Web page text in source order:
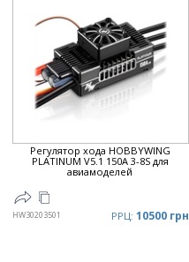
Регулятор хода HOBBYWING
PLATINUM V5.1 150A 3-8S для
авиамоделей
HW30203501 РРЦ: 10500 грн